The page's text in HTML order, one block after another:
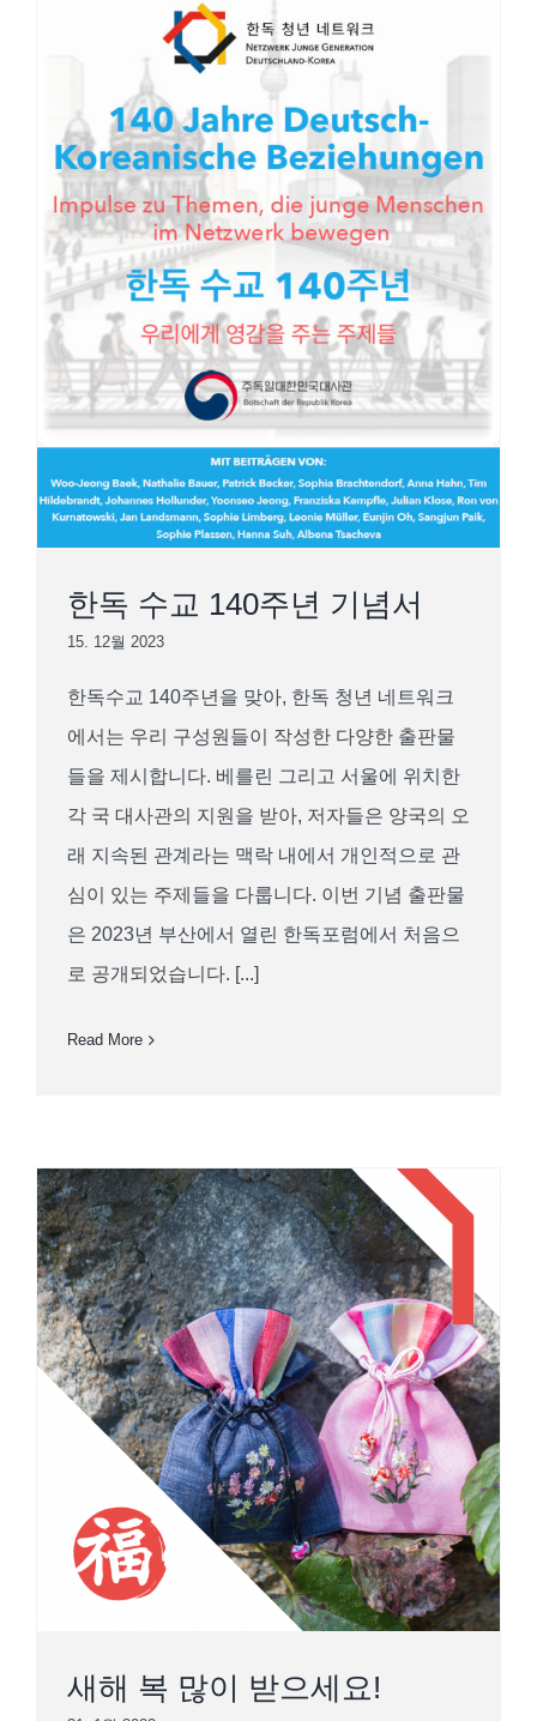
한독 수교 140주년 기념서
한독 수교 140주년 기념서
15. 12월 2023
한독수교 140주년을 맞아, 한독 청년 네트워크
에서는 우리 구성원들이 작성한 다양한 출판물
들을 제시합니다. 베를린 그리고 서울에 위치한
각 국 대사관의 지원을 받아, 저자들은 양국의 오
래 지속된 관계라는 맥락 내에서 개인적으로 관
심이 있는 주제들을 다룹니다. 이번 기념 출판물
은 2023년 부산에서 열린 한독포럼에서 처음으
로 공개되었습니다. [...]
Read More
새해 복 많이 받으세요!
새해 복 많이 받으세요!